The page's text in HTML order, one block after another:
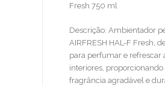
Fresh 750 ml
Descrição: Ambientador
AIRFRESH HAL-F Fresh,
para perfumar e refrescar
interiores,
fragrância agradável e